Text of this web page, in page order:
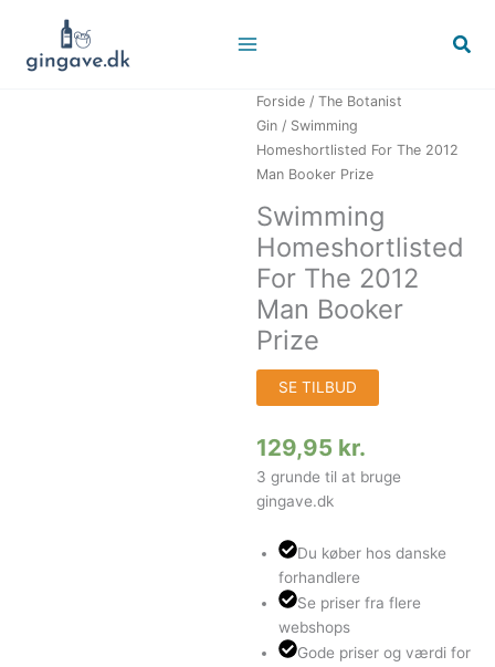
indholdet
Søg
Forside /The Botanist
Gin / Swimming
Homeshortlisted For The 2012
Man Booker Prize
Swimming
Homeshortlisted
For The 2012
Man Booker
Prize
SE TILBUD
129,95 kr.
3 grunde til at bruge
gingave.dk
Du køber hos danske
forhandlere
Se priser fra flere
webshops
Gode priser og værdi for